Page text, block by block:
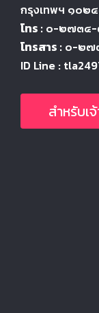
กรุงเทพฯ ๑๐๒๔
โทร : ๐-๒๗๓๔
โทรสาร : ๐-๒๗
ID Line :
สำหรับเ